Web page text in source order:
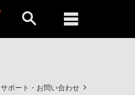
サポート・お問い合わせ